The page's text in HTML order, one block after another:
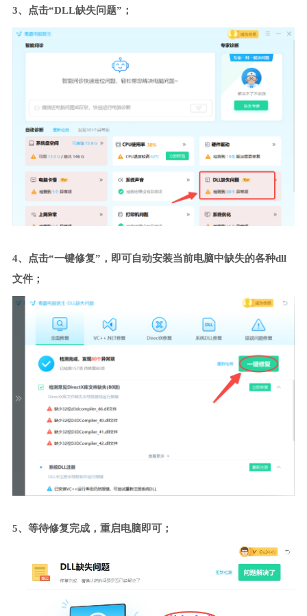
3、点击“DLL缺失问题”；
4、点击“一键修复”，即可自动安装当前电脑中缺失的各种dll
文件；
5、等待修复完成，重启电脑即可；